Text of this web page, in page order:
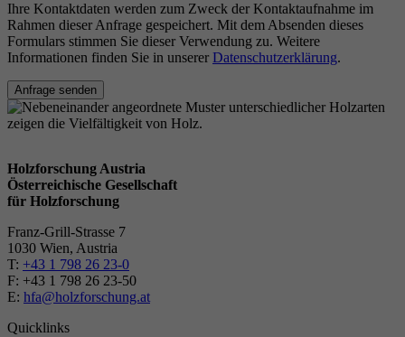
Ihre Kontaktdaten werden zum Zweck der Kontaktaufnahme im
Rahmen dieser Anfrage gespeichert. Mit dem Absenden dieses
Formulars stimmen Sie dieser Verwendung zu. Weitere
Informationen finden Sie in unserer Datenschutzerklärung.
Anfrage senden
Holzforschung Austria
Österreichische Gesellschaft
für Holzforschung
Franz-Grill-Strasse 7
1030 Wien, Austria
T: +43 1 798 26 23-0
​​F: +43 1 798 26 23-50
E: hfa@holzforschung.at
Quicklinks